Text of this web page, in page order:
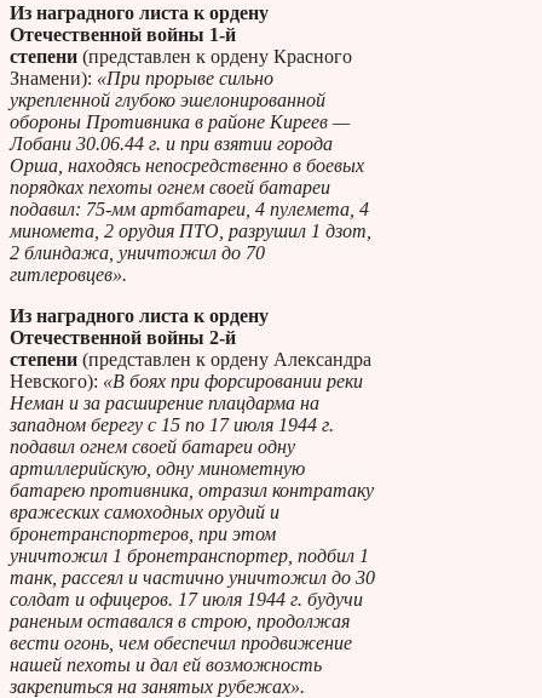
Из наградного листа к ордену
Отечественной войны 1-й
степени (представлен к ордену Красного
Знамени): «При прорыве сильно
укрепленной глубоко эшелонированной
обороны Противника в районе Киреев —
Лобани 30.06.44 г. и при взятии города
Орша, находясь непосредственно в боевых
порядках пехоты огнем своей батареи
подавил: 75-мм артбатареи, 4 пулемета, 4
миномета, 2 орудия ПТО, разрушил 1 дзот,
2 блиндажа, уничтожил до 70
гитлеровцев».
Из наградного листа к ордену
Отечественной войны 2-й
степени (представлен к ордену Александра
Невского): «В боях при форсировании реки
Неман и за расширение плацдарма на
западном берегу с 15 по 17 июля 1944 г.
подавил огнем своей батареи одну
артиллерийскую, одну минометную
батарею противника, отразил контратаку
вражеских самоходных орудий и
бронетранспортеров, при этом
уничтожил 1 бронетранспортер, подбил 1
танк, рассеял и частично уничтожил до 30
солдат и офицеров. 17 июля 1944 г. будучи
раненым оставался в строю, продолжая
вести огонь, чем обеспечил продвижение
нашей пехоты и дал ей возможность
закрепиться на занятых рубежах».